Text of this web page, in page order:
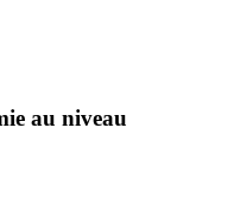
au niveau